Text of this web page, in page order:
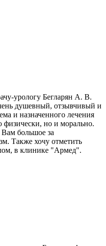
урологу Бегларян А. В.
душевный, отзывчивый и
и назначенного лечения
физически, но и морально.
большое за
Также хочу отметить
в клинике "Армед".